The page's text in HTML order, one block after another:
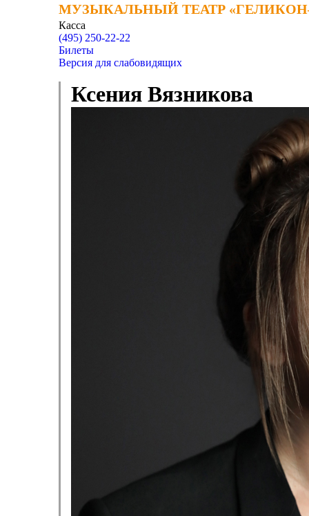
МУЗЫКАЛЬНЫЙ ТЕАТР
МУЗЫКАЛЬНЫЙ ТЕАТР
Касса
(495) 250-22-22
Билеты
Версия для слабовидящих
Ксения Вязникова